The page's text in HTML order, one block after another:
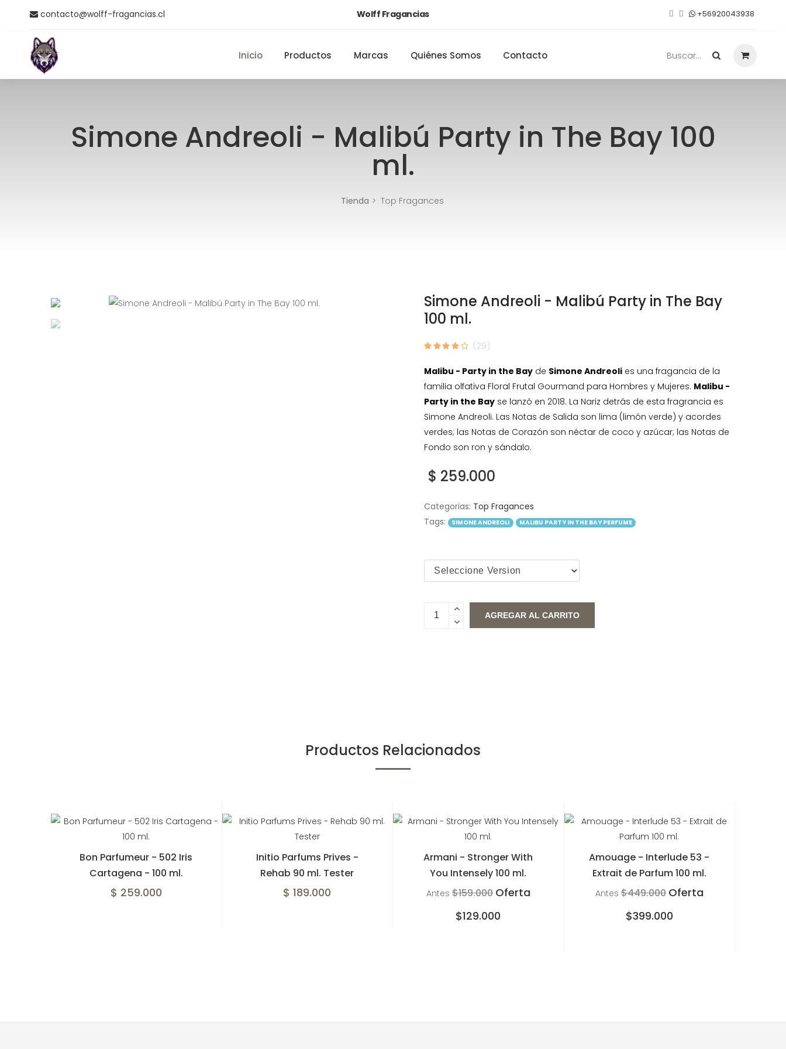
contacto@wolff-fragancias.cl Wolff Fragancias +56920043938
Buscar...
Inicio Productos Marcas Quiénes Somos Contacto
Simone Andreoli - Malibú Party in The Bay 100
ml.
Tienda Top Fragances
Simone Andreoli - Malibú Party in The Bay
100 ml.
(29)
Malibu - Party in the Bay de Simone Andreoli es una fragancia de la
familia olfativa Floral Frutal Gourmand para Hombres y Mujeres. Malibu -
Party in the Bay se lanzó en 2018. La Nariz detrás de esta fragrancia es
Simone Andreoli. Las Notas de Salida son lima (limón verde) y acordes
verdes; las Notas de Corazón son néctar de coco y azúcar; las Notas de
Fondo son ron y sándalo.
$ 259.000
Categorias: Top Fragances
Tags:
SIMONE ANDREOLI MALIBU PARTY IN THE BAY PERFUME
Productos Relacionados
Bon Parfumeur - 502 Iris
Cartagena - 100 ml.
$ 259.000
Initio Parfums Prives -
Rehab 90 ml. Tester
$ 189.000
Armani - Stronger With
You Intensely 100 ml.
Antes$159.000 Oferta
$129.000
Amouage - Interlude 53 -
Extrait de Parfum 100 ml.
Antes$449.000 Oferta
$399.000